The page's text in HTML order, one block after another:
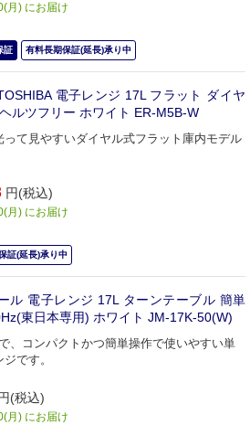
月) にお届け
証 有料長期保証(延長)承り中
電子レンジ 17L フラット ダイヤ
ルツフリー ホワイト ER-M5B-W
って見やすいダイヤル式フラット庫内モデル
円(税込)
月) にお届け
証(延長)承り中
ル 電子レンジ 17L ターンテーブル 簡単
東日本専用) ホワイト JM-17K-50(W)
、コンパクトかつ簡単操作で使いやすい単
です。
(税込)
月) にお届け